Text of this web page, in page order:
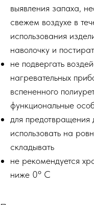
выявления запаха,
свежем воздухе в
использования
наволочку и
не подвергать
нагревательных
вспененного
функциональные
для
использовать на
складывать
не рекомендуется
ниже 0º С